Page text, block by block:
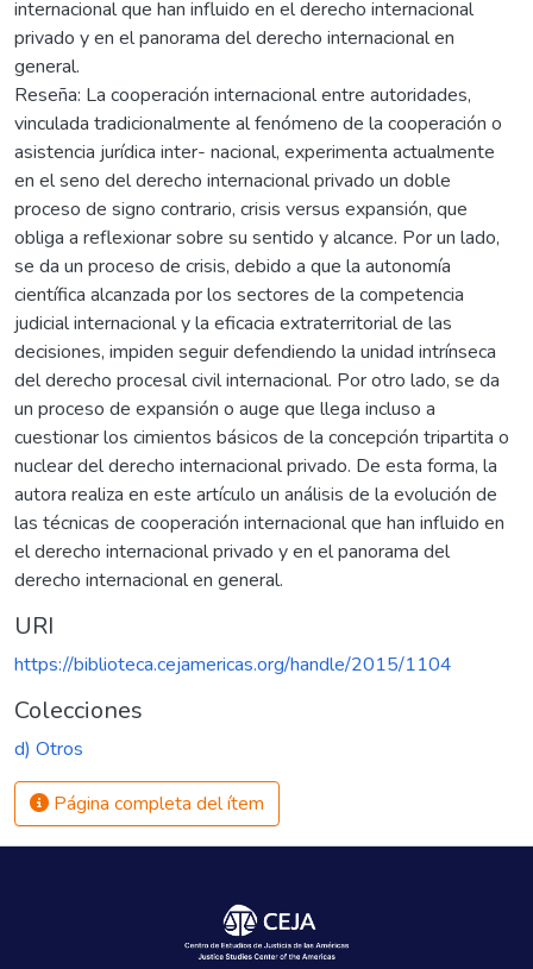
internacional que han influido en el derecho internacional
privado y en el panorama del derecho internacional en
general.
Reseña: La cooperación internacional entre autoridades,
vinculada tradicionalmente al fenómeno de la cooperación o
asistencia jurídica inter- nacional, experimenta actualmente
en el seno del derecho internacional privado un doble
proceso de signo contrario, crisis versus expansión, que
obliga a reflexionar sobre su sentido y alcance. Por un lado,
se da un proceso de crisis, debido a que la autonomía
científica alcanzada por los sectores de la competencia
judicial internacional y la eficacia extraterritorial de las
decisiones, impiden seguir defendiendo la unidad intrínseca
del derecho procesal civil internacional. Por otro lado, se da
un proceso de expansión o auge que llega incluso a
cuestionar los cimientos básicos de la concepción tripartita o
nuclear del derecho internacional privado. De esta forma, la
autora realiza en este artículo un análisis de la evolución de
las técnicas de cooperación internacional que han influido en
el derecho internacional privado y en el panorama del
derecho internacional en general.
URI
https://biblioteca.cejamericas.org/handle/2015/1104
Colecciones
d) Otros
Página completa del ítem